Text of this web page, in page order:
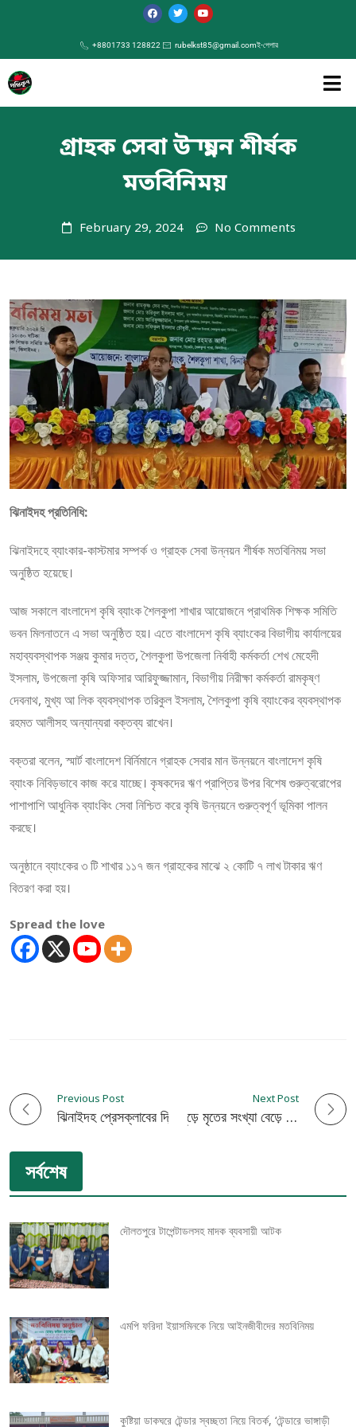
+8801733 128822 rubelkst85@gmail.comই-পেপার
গ্রাহক সেবা উন্নয়ন শীর্ষক
মতবিনিময়
February 29, 2024 No Comments
ঝিনাইদহ প্রতিনিধি:
ঝিনাইদহে ব্যাংকার-কাস্টমার সম্পর্ক ও গ্রাহক সেবা উন্নয়ন শীর্ষক মতবিনিময় সভা
অনুষ্ঠিত হয়েছে।
আজ সকালে বাংলাদেশ কৃষি ব্যাংক শৈলকুপা শাখার আয়োজনে প্রাথমিক শিক্ষক সমিতি
ভবন মিলনাতনে এ সভা অনুষ্ঠিত হয়। এতে বাংলাদেশ কৃষি ব্যাংকের বিভাগীয় কার্যালয়ের
মহাব্যবস্থাপক সঞ্জয় কুমার দত্ত, শৈলকুপা উপজেলা নির্বাহী কর্মকর্তা শেখ মেহেদী
ইসলাম, উপজেলা কৃষি অফিসার আরিফুজ্জামান, বিভাগীয় নিরীক্ষা কর্মকর্তা রামকৃষ্ণ
দেবনাথ, মুখ্য আ লিক ব্যবস্থাপক তরিকুল ইসলাম, শৈলকুপা কৃষি ব্যাংকের ব্যবস্থাপক
রহমত আলীসহ অন্যান্যরা বক্তব্য রাখেন।
বক্তরা বলেন, স্মার্ট বাংলাদেশ বির্নিমানে গ্রাহক সেবার মান উন্নয়নে বাংলাদেশ কৃষি
ব্যাংক নিবিড়ভাবে কাজ করে যাচ্ছে। কৃষকদের ঋণ প্রাপ্তির উপর বিশেষ গুরুত্বরোপের
পাশাপাশি আধুনিক ব্যাংকিং সেবা নিশ্চিত করে কৃষি উন্নয়নে গুরুত্বপূর্ণ ভূমিকা পালন
করছে।
অনুষ্ঠানে ব্যাংকের ৩ টি শাখার ১১৭ জন গ্রাহকের মাঝে ২ কোটি ৭ লাখ টাকার ঋণ
বিতরণ করা হয়।
Spread the love
P
o
s
t
n
a
v
i
Previous Post
ঝিনাইদহ প্রেসক্লাবের দ্বি-বার্ষিক নির্বাচন সম্পন্ন
Next Post
‘কাচ্চি ভাই’ এর আগুনে পুড়ে মৃতের সংখ্যা বেড়ে ৪৬: শঙ্কামুক্ত নন দগ্ধরাও
সর্বশেষ
দৌলতপুরে টাপেন্টাডলসহ মাদক ব্যবসায়ী আটক
এমপি ফরিদা ইয়াসমিনকে নিয়ে আইনজীবীদের মতবিনিময়
কুষ্টিয়া ডাকঘরে টেন্ডার স্বচ্ছতা নিয়ে বিতর্ক, ‘টেন্ডারে ভাঙ্গাড়ী